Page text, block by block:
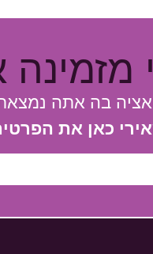
מזמינה
בה אתה
כאן את הפרטים